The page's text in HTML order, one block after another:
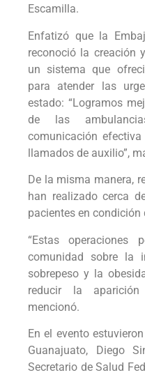
Escamilla.
Enfatizó que la
reconoció la creación
un sistema que
para atender las
estado: “Logramos
de las
comunicación
llamados de auxilio”,
De la misma manera,
han realizado cerca
pacientes en condición
“Estas operaciones
comunidad sobre la
sobrepeso y la
reducir la aparición
mencionó.
En el evento
Guanajuato, Diego
Secretario de Salud